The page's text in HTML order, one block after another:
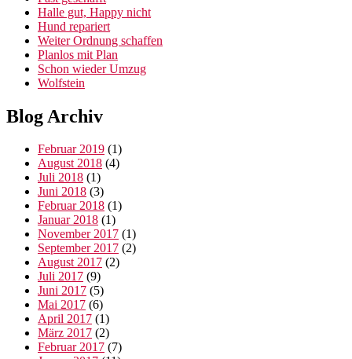
Halle gut, Happy nicht
Hund repariert
Weiter Ordnung schaffen
Planlos mit Plan
Schon wieder Umzug
Wolfstein
Blog Archiv
Februar 2019 (1)
August 2018 (4)
Juli 2018 (1)
Juni 2018 (3)
Februar 2018 (1)
Januar 2018 (1)
November 2017 (1)
September 2017 (2)
August 2017 (2)
Juli 2017 (9)
Juni 2017 (5)
Mai 2017 (6)
April 2017 (1)
März 2017 (2)
Februar 2017 (7)